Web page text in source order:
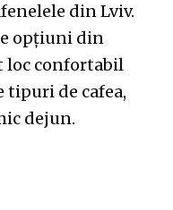
din Lviv.
opțiuni din
loc confortabil
tipuri de cafea,
dejun.